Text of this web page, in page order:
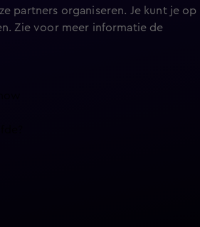
partners organiseren. Je kunt je op
Zie voor meer informatie de